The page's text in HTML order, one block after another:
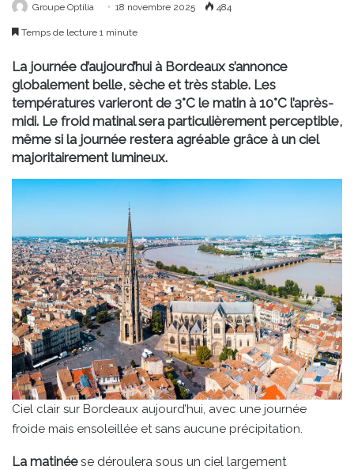
Groupe Optilia 18 novembre 2025 484
Temps de lecture 1 minute
La journée d’aujourd’hui à Bordeaux s’annonce
globalement belle, sèche et très stable. Les
températures varieront de 3°C le matin à 10°C l’après-
midi. Le froid matinal sera particulièrement perceptible,
même si la journée restera agréable grâce à un ciel
majoritairement lumineux.
Ciel clair sur Bordeaux aujourd’hui, avec une journée
froide mais ensoleillée et sans aucune précipitation.
La matinéese déroulera sous un ciel largement